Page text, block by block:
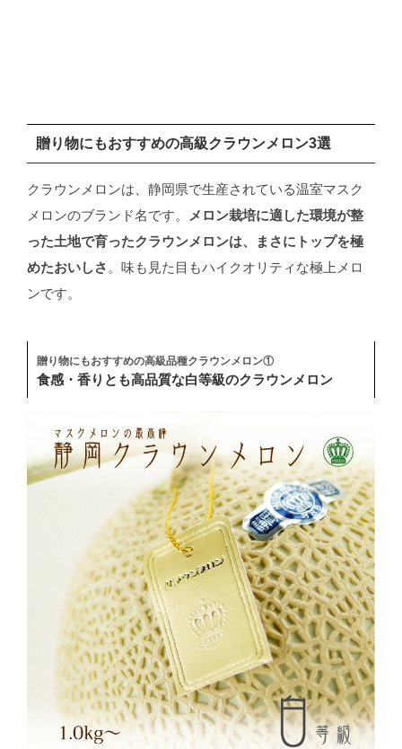
贈り物にもおすすめの高級クラウンメロン3選
クラウンメロンは、静岡県で生産されている温室マスク
メロンのブランド名です。
メロン栽培に適した環境が整
った土地で育ったクラウンメロンは、まさにトップを極
めたおいしさ 。味も見た目もハイクオリティな極上メロ
ンです。
贈り物にもおすすめの高級品種クラウンメロン①
食感・香りとも高品質な白等級のクラウンメロン